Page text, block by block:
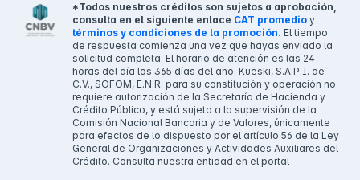
*Todos nuestros créditos son sujetos a aprobación,
consulta en el siguiente enlace CAT promedio y
términos y condiciones de la promoción. El tiempo
de respuesta comienza una vez que hayas enviado la
solicitud completa. El horario de atención es las 24
horas del día los 365 días del año. Kueski, S.A.P.I. de
C.V., SOFOM, E.N.R. para su constitución y operación no
requiere autorización de la Secretaría de Hacienda y
Crédito Público, y está sujeta a la supervisión de la
Comisión Nacional Bancaria y de Valores, únicamente
para efectos de lo dispuesto por el artículo 56 de la Ley
General de Organizaciones y Actividades Auxiliares del
Crédito. Consulta nuestra entidad en el portal